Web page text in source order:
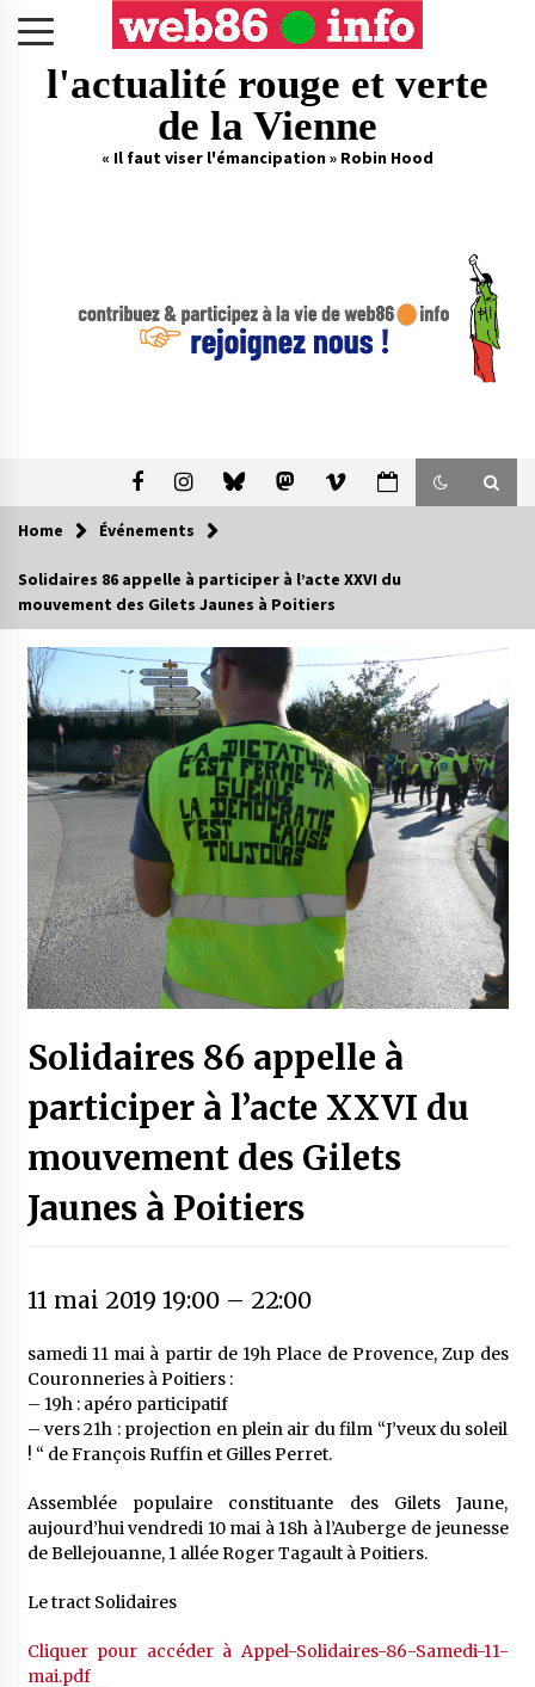
l'actualité rouge et verte
de la Vienne
« Il faut viser l'émancipation » Robin Hood
Home Événements
Solidaires 86 appelle à participer à l’acte XXVI du
mouvement des Gilets Jaunes à Poitiers
Solidaires 86 appelle à
participer à l’acte XXVI du
mouvement des Gilets
Jaunes à Poitiers
11 mai 2019 19:00– 22:00
samedi 11 mai à partir de 19h Place de Provence, Zup des
Couronneries à Poitiers :
– 19h : apéro participatif
– vers 21h : projection en plein air du film “J’veux du soleil
! “ de François Ruffin et Gilles Perret.
Assemblée populaire constituante des Gilets Jaune,
aujourd’hui vendredi 10 mai à 18h à l’Auberge de jeunesse
de Bellejouanne, 1 allée Roger Tagault à Poitiers.
Le tract Solidaires
Cliquer pour accéder à Appel-Solidaires-86-Samedi-11-
mai.pdf